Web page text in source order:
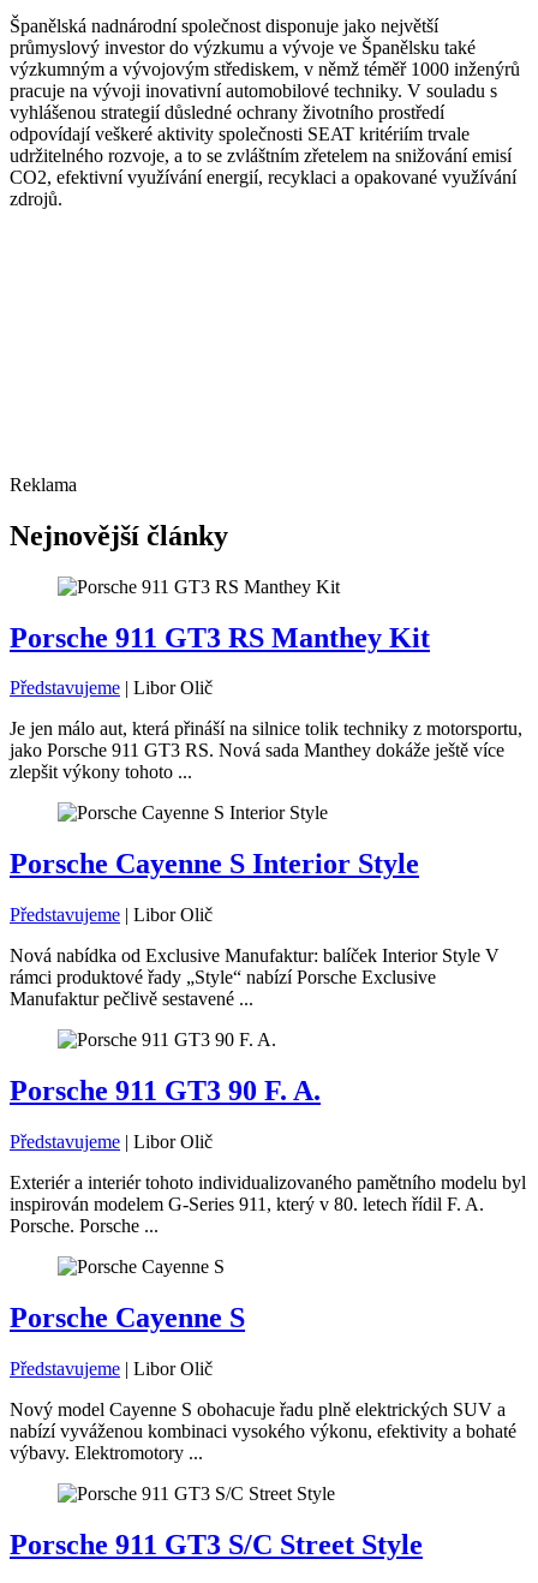
Španělská nadnárodní společnost disponuje jako největší
průmyslový investor do výzkumu a vývoje ve Španělsku také
výzkumným a vývojovým střediskem, v němž téměř 1000 inženýrů
pracuje na vývoji inovativní automobilové techniky. V souladu s
vyhlášenou strategií důsledné ochrany životního prostředí
odpovídají veškeré aktivity společnosti SEAT kritériím trvale
udržitelného rozvoje, a to se zvláštním zřetelem na snižování emisí
CO2, efektivní využívání energií, recyklaci a opakované využívání
zdrojů.
Reklama
Nejnovější články
Porsche 911 GT3 RS Manthey Kit
Představujeme | Libor Olič
Je jen málo aut, která přináší na silnice tolik techniky z motorsportu,
jako Porsche 911 GT3 RS. Nová sada Manthey dokáže ještě více
zlepšit výkony tohoto ...
Porsche Cayenne S Interior Style
Představujeme | Libor Olič
Nová nabídka od Exclusive Manufaktur: balíček Interior Style V
rámci produktové řady „Style“ nabízí Porsche Exclusive
Manufaktur pečlivě sestavené ...
Porsche 911 GT3 90 F. A.
Představujeme | Libor Olič
Exteriér a interiér tohoto individualizovaného pamětního modelu byl
inspirován modelem G-Series 911, který v 80. letech řídil F. A.
Porsche. Porsche ...
Porsche Cayenne S
Představujeme | Libor Olič
Nový model Cayenne S obohacuje řadu plně elektrických SUV a
nabízí vyváženou kombinaci vysokého výkonu, efektivity a bohaté
výbavy. Elektromotory ...
Porsche 911 GT3 S/C Street Style